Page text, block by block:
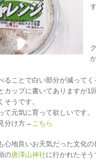
ることで白い部分が減ってく
カップに書いてありますが1
うです。
て元気に育って欲しいです。
分け方→ こちら
心地良いお天気だった文化の
の唐澤山神社に行かれたそう